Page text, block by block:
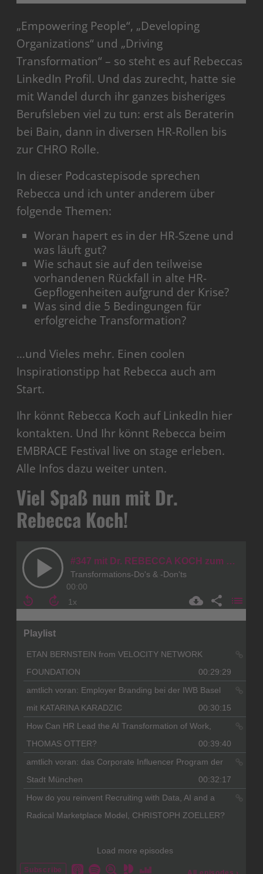
„Empowering People“, „Developing
Organizations“ und „Driving
Transformation“ – so steht es auf Rebeccas
LinkedIn Profil. Und das zurecht, hatte sie
mit Wandel durch ihr ganzes bisheriges
Berufsleben viel zu tun: erst als Beraterin
bei Bain, dann in diversen HR-Rollen bis
zur CHRO Rolle.
In dieser Podcastepisode sprechen
Rebecca und ich unter anderem über
folgende Themen:
Woran hapert es in der HR-Szene und
was läuft gut?
Wie schaut sie auf den teilweise
vorhandenen Rückfall in alte HR-
Gepflogenheiten aufgrund der Krise?
Was sind die 5 Bedingungen für
erfolgreiche Transformation?
…und Vieles mehr. Einen coolen
Inspirationstipp hat Rebecca auch am
Start.
Ihr könnt Rebecca Koch auf LinkedIn hier
kontakten. Und Ihr könnt Rebecca beim
EMBRACE Festival live on stage erleben.
Alle Infos dazu weiter unten.
Viel Spaß nun mit Dr.
Rebecca Koch!